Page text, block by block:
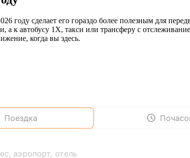
сделает его гораздо более полезным для
а к автобусу 1X, такси или трансферу с
когда вы здесь.